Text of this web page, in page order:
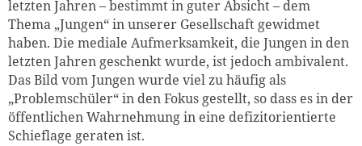
letzten Jahren – bestimmt in guter Absicht – dem
Thema „Jungen“ in unserer Gesellschaft gewidmet
haben. Die mediale Aufmerksamkeit, die Jungen in den
letzten Jahren geschenkt wurde, ist jedoch ambivalent.
Das Bild vom Jungen wurde viel zu häufig als
„Problemschüler“ in den Fokus gestellt, so dass es in der
öffentlichen Wahrnehmung in eine defizitorientierte
Schieflage geraten ist.